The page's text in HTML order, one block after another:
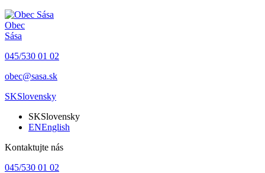
Obec
Sása
045/530 01 02
obec@sasa.sk
SKSlovensky
SKSlovensky
ENEnglish
Kontaktujte nás
045/530 01 02